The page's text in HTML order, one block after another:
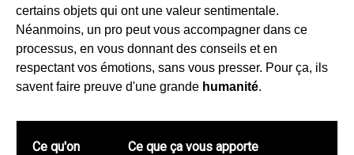
certains objets qui ont une valeur sentimentale.
Néanmoins, un pro peut vous accompagner dans ce
processus, en vous donnant des conseils et en
respectant vos émotions, sans vous presser. Pour ça, ils
savent faire preuve d'une grande humanité.
Ce qu'on
Ce que ça vous apporte